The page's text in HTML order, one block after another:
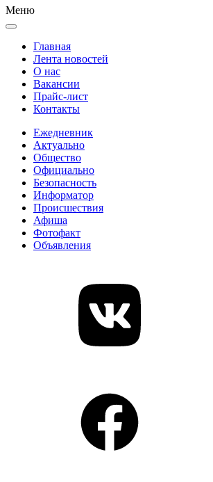
Меню
Главная
Лента новостей
О нас
Вакансии
Прайс-лист
Контакты
Ежедневник
Актуально
Общество
Официально
Безопасность
Информатор
Происшествия
Афиша
Фотофакт
Объявления